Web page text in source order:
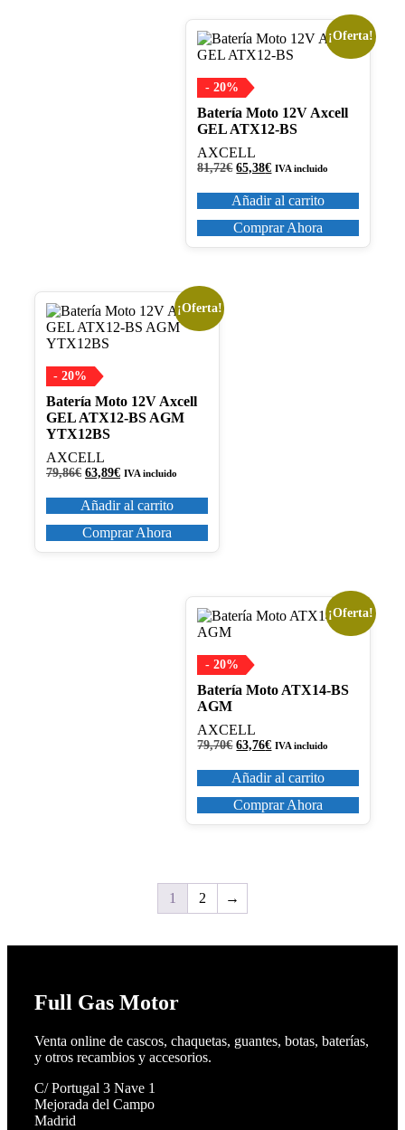
¡Oferta!
- 20%
Batería Moto 12V Axcell
GEL ATX12-BS
AXCELL
81,72€ El
original
era:
81,72€.
65,38€El
actual
es:
65,38€.
IVA incluido
Añadir al carrito
Comprar Ahora
¡Oferta!
- 20%
Batería Moto 12V Axcell
GEL ATX12-BS AGM
YTX12BS
AXCELL
79,86€ El
original
era:
79,86€.
63,89€El
actual
es:
63,89€.
IVA incluido
Añadir al carrito
Comprar Ahora
¡Oferta!
- 20%
Batería Moto ATX14-BS
AGM
AXCELL
79,70€ El
original
era:
79,70€.
63,76€El
actual
es:
63,76€.
IVA incluido
Añadir al carrito
Comprar Ahora
1 2 →
Full Gas Motor
Venta online de cascos, chaquetas, guantes, botas, baterías,
y otros recambios y accesorios.
C/ Portugal 3 Nave 1
Mejorada del Campo
Madrid